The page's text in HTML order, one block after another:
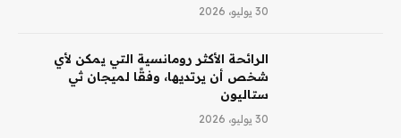
30 يوليو، 2026
الرائحة الأكثر رومانسية التي يمكن لأي
شخص أن يرتديها، وفقًا لميجان ثي
ستاليون
30 يوليو، 2026